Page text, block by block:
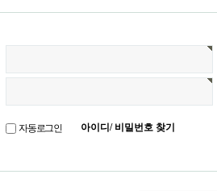
자동로그인 아이디/ 비밀번호 찾기